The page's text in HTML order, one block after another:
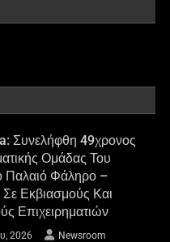
Συνελήφθη 49χρονος
Ομάδας Του
Παλαιό Φάληρο –
Σε Εκβιασμούς Και
Επιχειρηματιών
2026 Newsroom